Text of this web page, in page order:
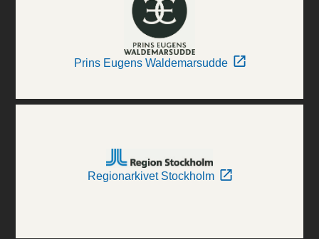
Prins Eugens Waldemarsudde
Regionarkivet Stockholm